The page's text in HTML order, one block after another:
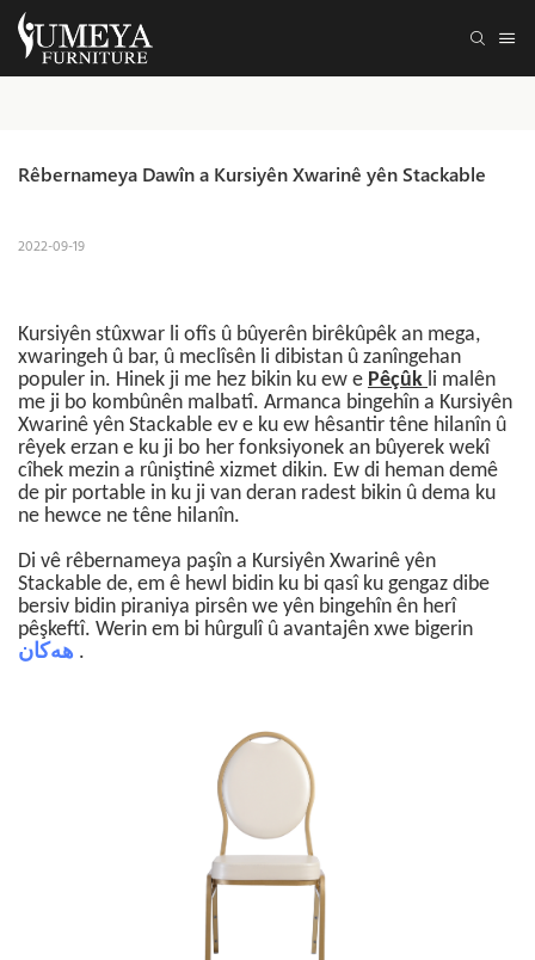
Rêbernameya Dawîn a Kursiyên Xwarinê yên Stackable
2022-09-19
Kursiyên stûxwar li ofîs û bûyerên birêkûpêk an mega,
xwaringeh û bar, û meclîsên li dibistan û zanîngehan
populer in. Hinek ji me hez bikin ku ew e Pêçûk li malên
me ji bo kombûnên malbatî. Armanca bingehîn a Kursiyên
Xwarinê yên Stackable ev e ku ew hêsantir têne hilanîn û
rêyek erzan e ku ji bo her fonksiyonek an bûyerek wekî
cîhek mezin a rûniştinê xizmet dikin. Ew di heman demê
de pir portable in ku ji van deran radest bikin û dema ku
ne hewce ne têne hilanîn.
Di vê rêbernameya paşîn a Kursiyên Xwarinê yên
Stackable de, em ê hewl bidin ku bi qasî ku gengaz dibe
bersiv bidin piraniya pirsên we yên bingehîn ên herî
pêşkeftî. Werin em bi hûrgulî û avantajên xwe bigerin
.